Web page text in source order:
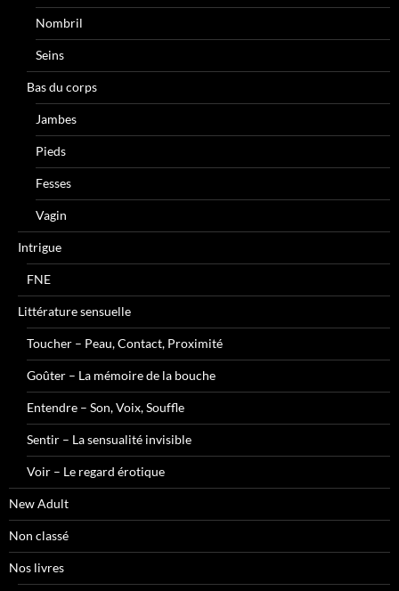
Nombril
Seins
Bas du corps
Jambes
Pieds
Fesses
Vagin
Intrigue
FNE
Littérature sensuelle
Toucher – Peau, Contact, Proximité
Goûter – La mémoire de la bouche
Entendre – Son, Voix, Souffle
Sentir – La sensualité invisible
Voir – Le regard érotique
New Adult
Non classé
Nos livres